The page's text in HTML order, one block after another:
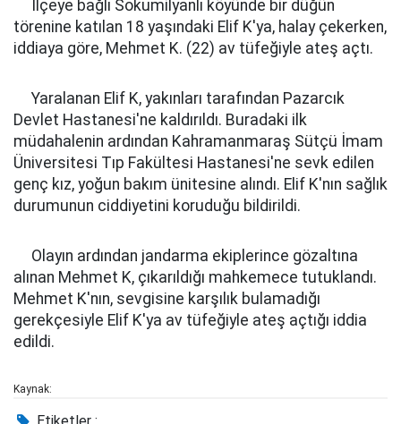
İlçeye bağlı Sokumilyanlı köyünde bir düğün
törenine katılan 18 yaşındaki Elif K'ya, halay çekerken,
iddiaya göre, Mehmet K. (22) av tüfeğiyle ateş açtı.
Yaralanan Elif K, yakınları tarafından Pazarcık
Devlet Hastanesi'ne kaldırıldı. Buradaki ilk
müdahalenin ardından Kahramanmaraş Sütçü İmam
Üniversitesi Tıp Fakültesi Hastanesi'ne sevk edilen
genç kız, yoğun bakım ünitesine alındı. Elif K'nın sağlık
durumunun ciddiyetini koruduğu bildirildi.
Olayın ardından jandarma ekiplerince gözaltına
alınan Mehmet K, çıkarıldığı mahkemece tutuklandı.
Mehmet K'nın, sevgisine karşılık bulamadığı
gerekçesiyle Elif K'ya av tüfeğiyle ateş açtığı iddia
edildi.
Kaynak: